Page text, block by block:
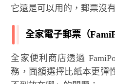
它還是可以用的，郵票沒
全家電子郵票（
全家便利商店透過
務，面額選擇比紙本更彈